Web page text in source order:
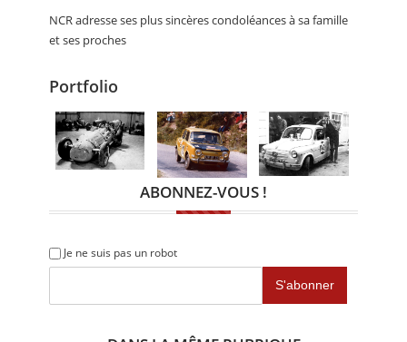
NCR adresse ses plus sincères condoléances à sa famille
et ses proches
Portfolio
ABONNEZ-VOUS !
Je ne suis pas un robot